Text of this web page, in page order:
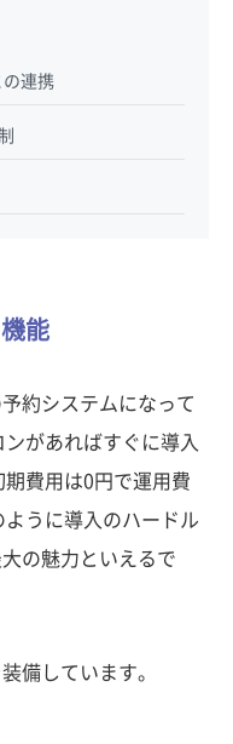
の連携
能
約システムになって
があればすぐに導入
費用は0円で運用費
うに導入のハードル
の魅力といえるで
備しています。